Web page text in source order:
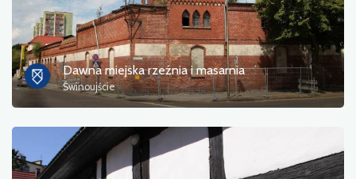
Dawna miejska rzeźnia i masarnia
Świnoujście